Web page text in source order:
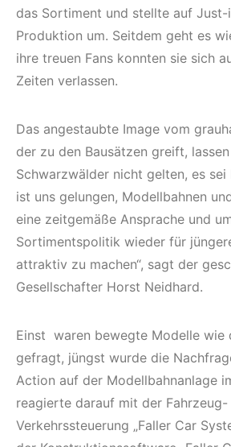
das Sortiment und stellte auf Just-
Produktion um. Seitdem geht es
ihre treuen Fans konnten sie sich
Zeiten verlassen.
Das angestaubte Image vom
der zu den Bausätzen greift,
Schwarzwälder nicht gelten, es sei
ist uns gelungen, Modellbahnen
eine zeitgemäße Ansprache und
Sortimentspolitik wieder für
attraktiv zu machen“, sagt der
Gesellschafter Horst Neidhard.
Einst waren bewegte Modelle wie
gefragt, jüngst wurde die
Action auf der Modellbahnanlage
reagierte darauf mit der Fahrzeug-
Verkehrssteuerung „Faller Car